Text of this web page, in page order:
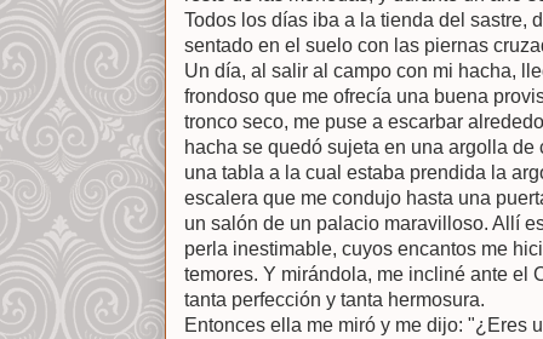
Todos los días iba a la tienda del sastre,
sentado en el suelo con las piernas
Un día, al salir al campo con mi hacha,
frondoso que me ofrecía una buena
tronco seco, me puse a escarbar
hacha se quedó sujeta en una argolla
una tabla a la cual estaba prendida la
escalera que me condujo hasta una
un salón de un palacio maravilloso. Allí
perla inestimable, cuyos encantos me
temores. Y mirándola, me incliné ante el
tanta perfección y tanta hermosura.
Entonces ella me miró y me dijo: "¿Eres